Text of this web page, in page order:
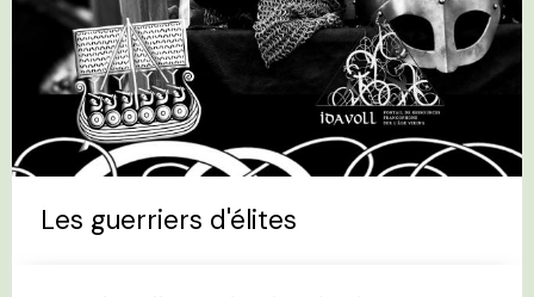
Les guerriers d'élites